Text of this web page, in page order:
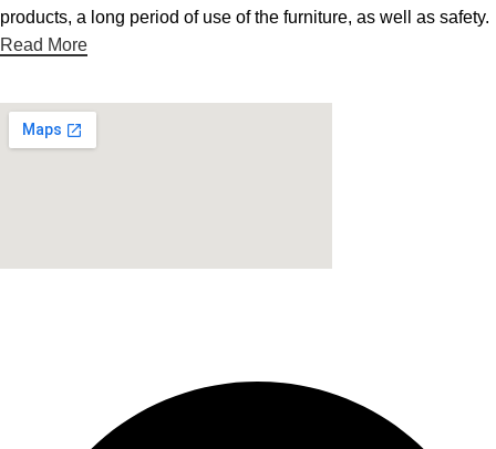
products, a long period of use of the furniture, as well as safety.
Read More